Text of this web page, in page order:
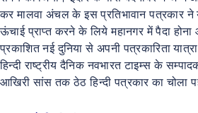
कर मालवा अंचल के इस प्रतिभावान पत्रकार ने
ऊंचाई प्राप्त करने के लिये महानगर में पैदा
प्रकाशित नई दुनिया से अपनी पत्रकारिता
हिन्दी राष्ट्रीय दैनिक नवभारत टाइम्स के
आखिरी सांस तक ठेठ हिन्दी पत्रकार का चोला